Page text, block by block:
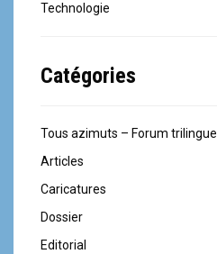
Technologie
Catégories
Tous azimuts – Forum trilingue
Articles
Caricatures
Dossier
Editorial